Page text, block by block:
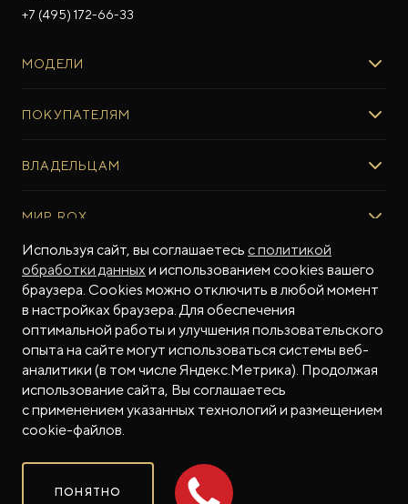
+7 (495) 172-66-33
МОДЕЛИ
ROX ADAMAS
ПОКУПАТЕЛЯМ
Авто в наличии
Тест-драйв
Специальные предложения
ФИНАНСЫ И УСЛУГИ
Финансовые программы
Рассчитать кредит
Трейд-ин
Калькулятор трейд-ин
Страхование
ВЛАДЕЛЬЦАМ
Регламент ТО
Программное обеспечение
ПОДДЕРЖКА
Гарантия производителя
Контракт гарантийной поддержки
Помощь на дорогах
Руководства по эксплуатации
Магазин приложений ROX
МИР ROX
О БРЕНДЕ
Бренд ROX
Дизайн Pininfarina
СМИ о нас
Истории владельцев
Часто задаваемые вопросы
СОТРУДНИЧЕСТВО
МЫ В СОЦСЕТЯХ
© 2026
Сделано в ПЕРКС
Используя сайт, вы соглашаетесь с политикой
обработки данныхи использованием cookies вашего
браузера. Cookies можно отключить в любой момент
в настройках браузера. Для обеспечения
оптимальной работы и улучшения пользовательского
опыта на сайте могут использоваться системы веб-
аналитики (в том числе Яндекс.Метрика). Продолжая
использование сайта, Вы соглашаетесь
с применением указанных технологий и размещением
cookie-файлов.
ПОНЯТНО